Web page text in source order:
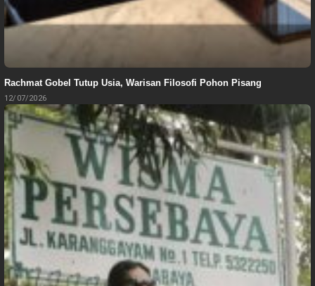
Rachmat Gobel Tutup Usia, Warisan Filosofi Pohon Pisang
12/07/2026